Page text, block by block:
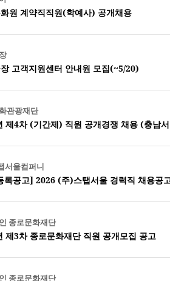
원 계약직직원(학예사) 공개채용
고객지원센터 안내원 모집(~5/20)
관광재단
제4차 (기간제) 직원 공개경쟁 채용 (충남
서울컴퍼니
록공고] 2026 (주)스탭서울 경력직 채용공
종로문화재단
제3차 종로문화재단 직원 공개모집 공고
종로문화재단